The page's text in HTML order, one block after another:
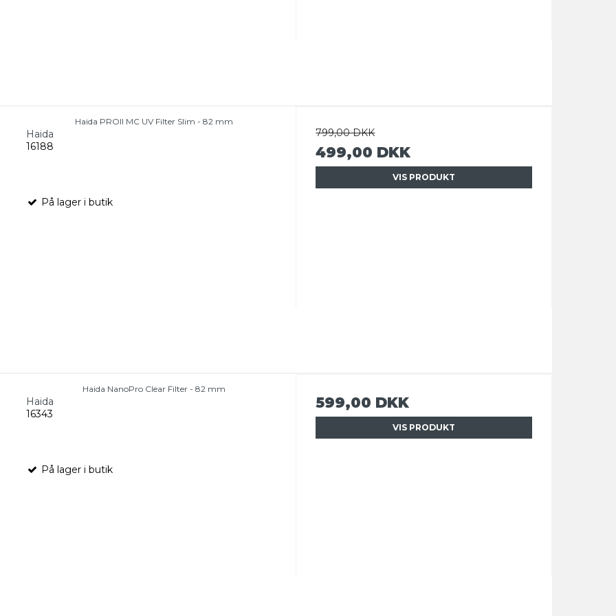
Haida PROII MC UV Filter Slim - 82 mm
Haida
16188
På lager i butik
799,00 DKK
499,00 DKK
VIS PRODUKT
Haida NanoPro Clear Filter - 82 mm
Haida
16343
På lager i butik
599,00 DKK
VIS PRODUKT